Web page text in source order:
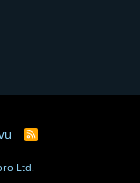
R
Ltd.